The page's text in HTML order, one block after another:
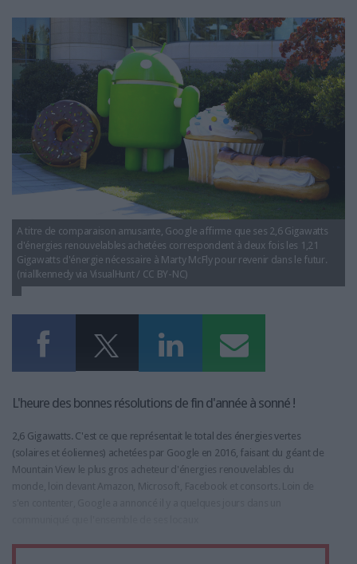
L'ESPACE EMPLOI
L'ANNUAIRE DES ACTEURS
LES LIVRES BLANCS
LES SUPPLÉMENTS
NOS OFFRES D'ABONNEMENTS
google_gateaux.jpg
A titre de comparaison amusante, Google affirme que ses 2,6 Gigawatts
d'énergies renouvelables achetées correspondent à deux fois les 1,21
Gigawatts d'énergie nécessaire à Marty McFly pour revenir dans le futur.
(niallkennedy via VisualHunt / CC BY-NC)
L'heure des bonnes résolutions de fin d'année à sonné !
2,6 Gigawatts. C'est ce que représentait le total des énergies vertes
(solaires et éoliennes) achetées par Google en 2016, faisant du géant de
Mountain View le plus gros acheteur d'énergies renouvelables du
monde, loin devant Amazon, Microsoft, Facebook et consorts. Loin de